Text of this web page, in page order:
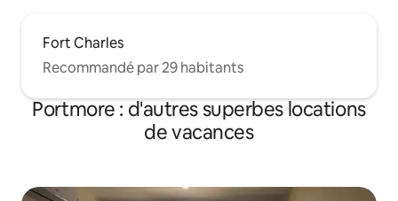
Fort Charles
Recommandé par 29 habitants
Portmore : d'autres superbes locations
de vacances